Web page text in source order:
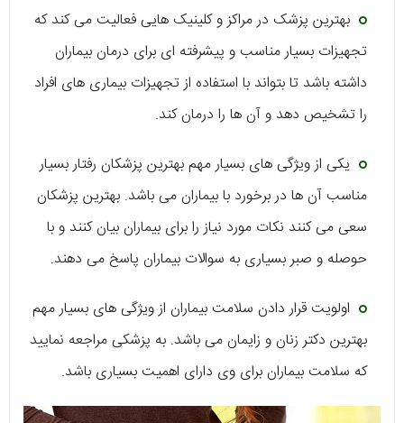
بهترین پزشک در مراکز و کلینیک هایی فعالیت می کند که
تجهیزات بسیار مناسب و پیشرفته ای برای درمان بیماران
داشته باشد تا بتواند با استفاده از تجهیزات بیماری های افراد
را تشخیص دهد و آن ها را درمان کند.
یکی از ویژگی های بسیار مهم بهترین پزشکان رفتار بسیار
مناسب آن ها در برخورد با بیماران می باشد. بهترین پزشکان
سعی می کنند نکات مورد نیاز را برای بیماران بیان کنند و با
حوصله و صبر بسیاری به سوالات بیماران پاسخ می دهند.
اولویت قرار دادن سلامت بیماران از ویژگی های بسیار مهم
بهترین دکتر زنان و زایمان می باشد. به پزشکی مراجعه نمایید
که سلامت بیماران برای وی دارای اهمیت بسیاری باشد.